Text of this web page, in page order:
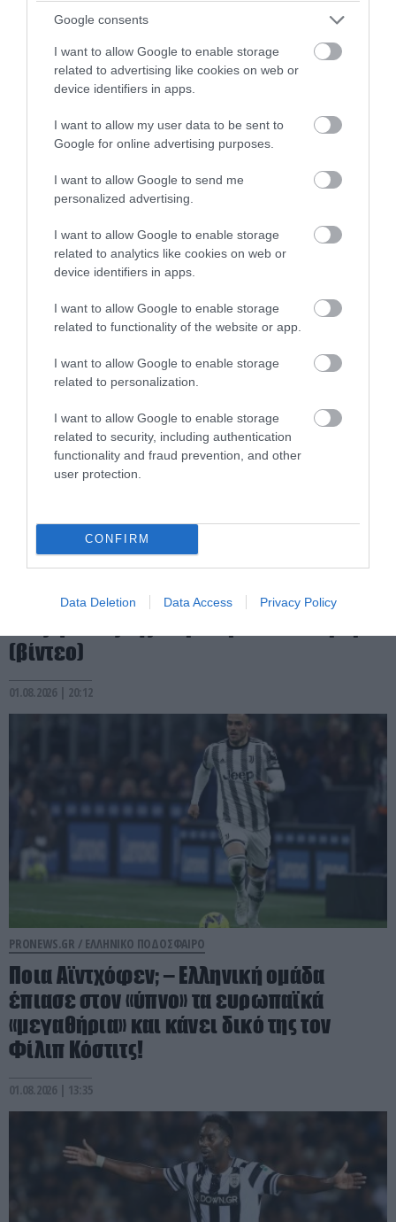
Google consents
I want to allow Google to enable storage
related to advertising like cookies on web or
device identifiers in apps.
I want to allow my user data to be sent to
Google for online advertising purposes.
I want to allow Google to send me
personalized advertising.
I want to allow Google to enable storage
related to analytics like cookies on web or
device identifiers in apps.
I want to allow Google to enable storage
related to functionality of the website or app.
I want to allow Google to enable storage
related to personalization.
I want to allow Google to enable storage
related to security, including authentication
functionality and fraud prevention, and other
user protection.
CONFIRM
Data Deletion Data Access Privacy Policy
PRONEWS.GR /ΕΛΛΗΝΙΚΟ ΠΟΔΟΣΦΑΙΡΟ
Μαρκό: Μετά τον Ελ Αραμπί πάει για
δεύτερη «βόμβα» – Ξανά με πρώην
παίκτη του Ολυμπιακού
02.08.2026 | 17:09
PRONEWS.GR /ΕΛΛΗΝΙΚΟ ΠΟΔΟΣΦΑΙΡΟ
Χαμός στο «Ελευθέριος Βενιζέλος» από
(βίντεο)
01.08.2026 | 20:12
PRONEWS.GR / ΕΛΛΗΝΙΚΟ ΠΟΔΟΣΦΑΙΡΟ
Ποια Αϊντχόφεν; – Ελληνική ομάδα
έπιασε στον «ύπνο» τα ευρωπαϊκά
«μεγαθήρια» και κάνει δικό της τον
Φίλιπ Κόστιτς!
01.08.2026 | 13:35